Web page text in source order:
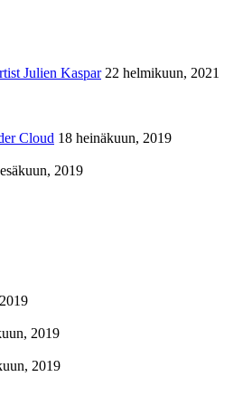
Julien Kaspar 22 helmikuun, 2021
Cloud 18 heinäkuun, 2019
2019
2019
2019